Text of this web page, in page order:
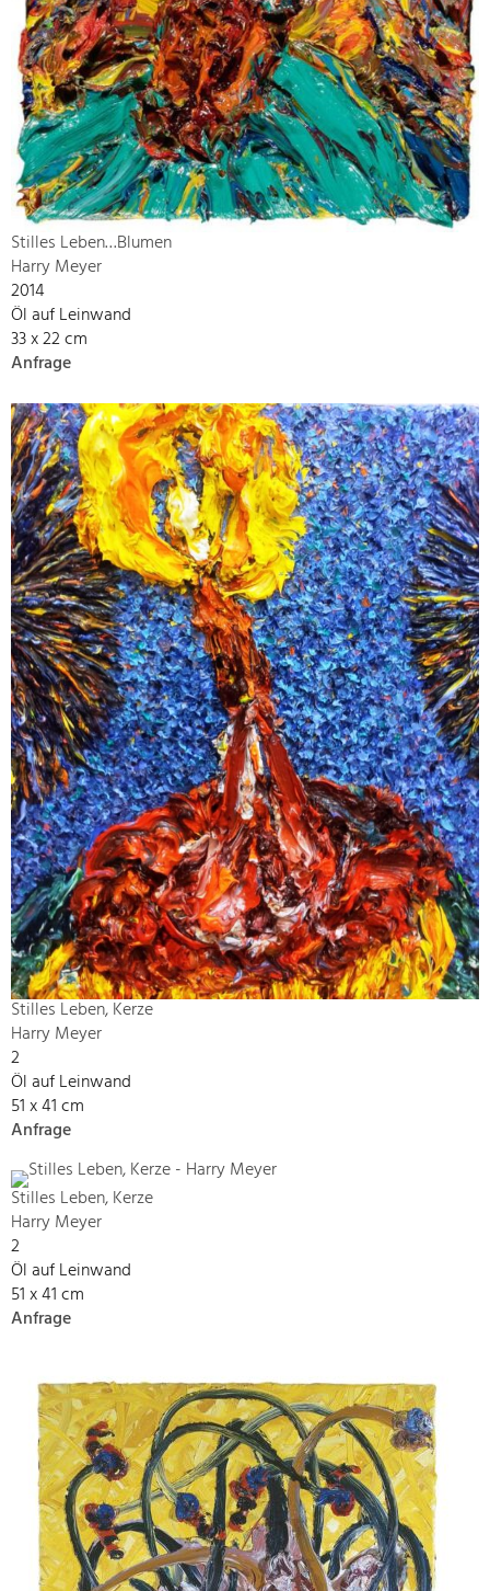
Stilles Leben…Blumen
Harry Meyer
2014
Öl auf Leinwand
33 x 22 cm
Anfrage
Stilles Leben, Kerze
Harry Meyer
2
Öl auf Leinwand
51 x 41 cm
Anfrage
Stilles Leben, Kerze
Harry Meyer
2
Öl auf Leinwand
51 x 41 cm
Anfrage